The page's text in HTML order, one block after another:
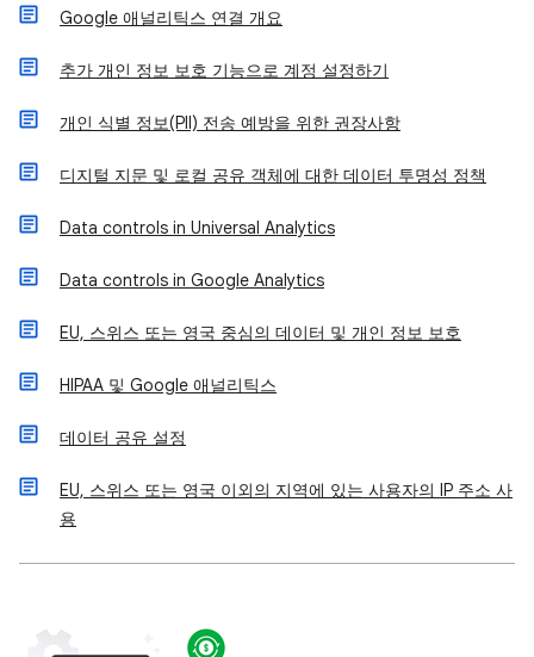
Google 애널리틱스 연결 개요
추가 개인 정보 보호 기능으로 계정 설정하기
개인 식별 정보(PII) 전송 예방을 위한 권장사항
디지털 지문 및 로컬 공유 객체에 대한 데이터 투명성 정책
Data controls in Universal Analytics
Data controls in Google Analytics
EU, 스위스 또는 영국 중심의 데이터 및 개인 정보 보호
HIPAA 및 Google 애널리틱스
데이터 공유 설정
EU, 스위스 또는 영국 이외의 지역에 있는 사용자의 IP 주소 사
용